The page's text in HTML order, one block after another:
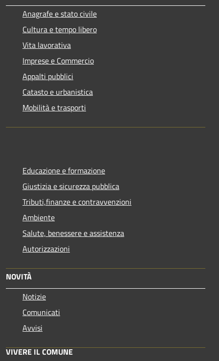
Anagrafe e stato civile
Cultura e tempo libero
Vita lavorativa
Imprese e Commercio
Appalti pubblici
Catasto e urbanistica
Mobilità e trasporti
Educazione e formazione
Giustizia e sicurezza pubblica
Tributi,finanze e contravvenzioni
Ambiente
Salute, benessere e assistenza
Autorizzazioni
NOVITÀ
Notizie
Comunicati
Avvisi
VIVERE IL COMUNE